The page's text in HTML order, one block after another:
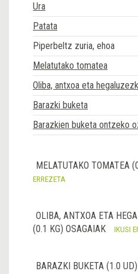
Ura
Patata
Piperbeltz zuria, ehoa
Melatutako tomatea
Oliba, antxoa eta
Barazki buketa
Barazkien buketa ontzeko
MELATUTAKO TOMATEA
ERREZETA
OLIBA, ANTXOA ETA
(0.1 KG) OSAGAIAK
IKUSI
BARAZKI BUKETA (1.0